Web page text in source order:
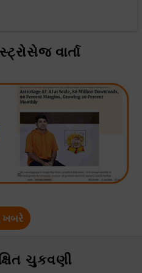
વાર્તા
ખબરે
ચુકવણી